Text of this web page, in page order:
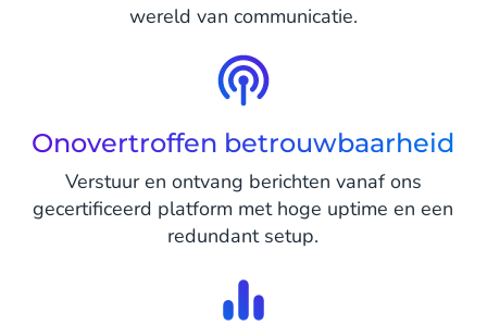
wereld van communicatie.
Onovertroffen betrouwbaarheid
Verstuur en ontvang berichten vanaf ons
gecertificeerd platform met hoge uptime en een
redundant setup.